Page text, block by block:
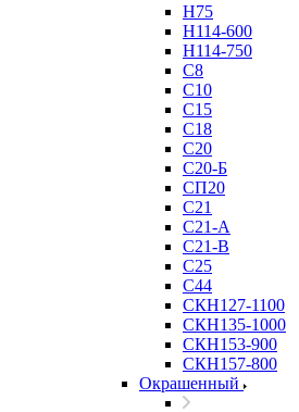
Н75
Н114-600
Н114-750
С8
С10
С15
С18
С20
С20-Б
СП20
С21
С21-А
С21-В
С25
С44
СКН127-1100
СКН135-1000
СКН153-900
СКН157-800
Окрашенный